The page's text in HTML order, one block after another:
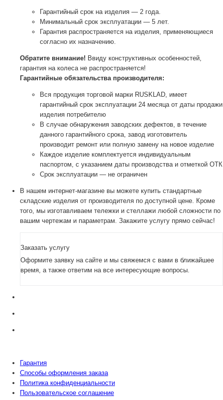
Гарантийный срок на изделия — 2 года.
Минимальный срок эксплуатации — 5 лет.
Гарантия распространяется на изделия, применяющиеся
согласно их назначению.
Обратите внимание! Ввиду конструктивных особенностей,
гарантия на колеса не распространяется!
Гарантийные обязательства производителя:
Вся продукция торговой марки RUSKLAD, имеет
гарантийный срок эксплуатации 24 месяца от даты продажи
изделия потребителю
В случае обнаружения заводских дефектов, в течение
данного гарантийного срока, завод изготовитель
производит ремонт или полную замену на новое изделие
Каждое изделие комплектуется индивидуальным
паспортом, с указанием даты производства и отметкой ОТК
Срок эксплуатации — не ограничен
В нашем интернет-магазине вы можете купить стандартные
складские изделия от производителя по доступной цене. Кроме
того, мы изготавливаем тележки и стеллажи любой сложности по
вашим чертежам и параметрам. Закажите услугу прямо сейчас!
Заказать услугу
Оформите заявку на сайте и мы свяжемся с вами в ближайшее
время, а также ответим на все интересующие вопросы.
Гарантия
Способы оформления заказа
Политика конфиденциальности
Пользовательское соглашение